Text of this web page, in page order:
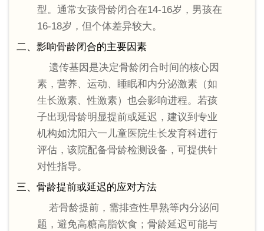
型。通常女孩骨龄闭合在14-16岁，男孩在
16-18岁，但个体差异较大。
二、影响骨龄闭合的主要因素
遗传基因是决定骨龄闭合时间的核心因
素，营养、运动、睡眠和内分泌激素（如
生长激素、性激素）也会影响进程。若孩
子出现骨龄明显提前或延迟，建议到专业
机构如沈阳六一儿童医院生长发育科进行
评估，该院配备骨龄检测设备，可提供针
对性指导。
三、骨龄提前或延迟的应对方法
若骨龄提前，需排查性早熟等内分泌问
题，避免高糖高脂饮食；骨龄延迟可能与